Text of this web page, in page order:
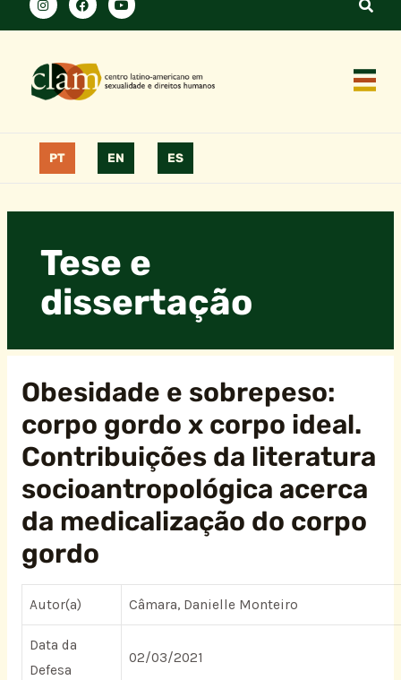
PT EN ES
Tese e
dissertação
Obesidade e sobrepeso:
corpo gordo x corpo ideal.
Contribuições da literatura
socioantropológica acerca
da medicalização do corpo
gordo
Autor(a) Câmara, Danielle Monteiro
Data da
Defesa
02/03/2021